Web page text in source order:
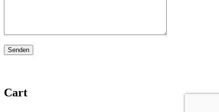
Cart